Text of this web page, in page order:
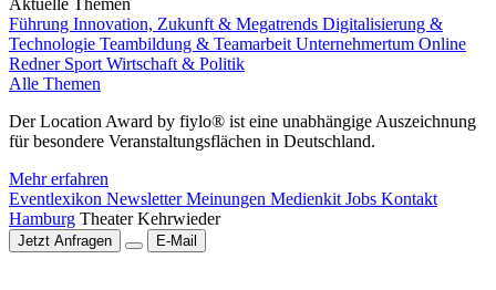
Aktuelle Themen
Führung Innovation, Zukunft & Megatrends Digitalisierung &
Technologie Teambildung & Teamarbeit Unternehmertum Online
Redner Sport Wirtschaft & Politik
Alle Themen
Der Location Award by fiylo® ist eine unabhängige Auszeichnung
für besondere Veranstaltungsflächen in Deutschland.
Mehr erfahren
Eventlexikon NewsletterMeinungen Medienkit Jobs Kontakt
Hamburg Theater Kehrwieder
Jetzt Anfragen E-Mail